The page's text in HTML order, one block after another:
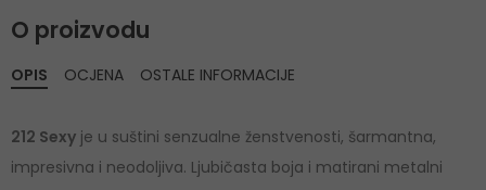
O proizvodu
OPIS
212 Sexy je u suštini senzualne ženstvenosti, šarmantna,
impresivna i neodoljiva. Ljubičasta boja i matirani metalni
OCJENA OSTALE INFORMACIJE